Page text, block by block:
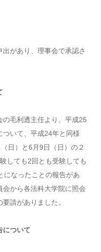
があり、理事会で承認さ
の毛利透主任より、平成25
いて、平成24年と同様
日）と6月9日（日）の２
しても2回とも受験しても
になったことの報告があ
会から各法科大学院に照会
請がありました。
について